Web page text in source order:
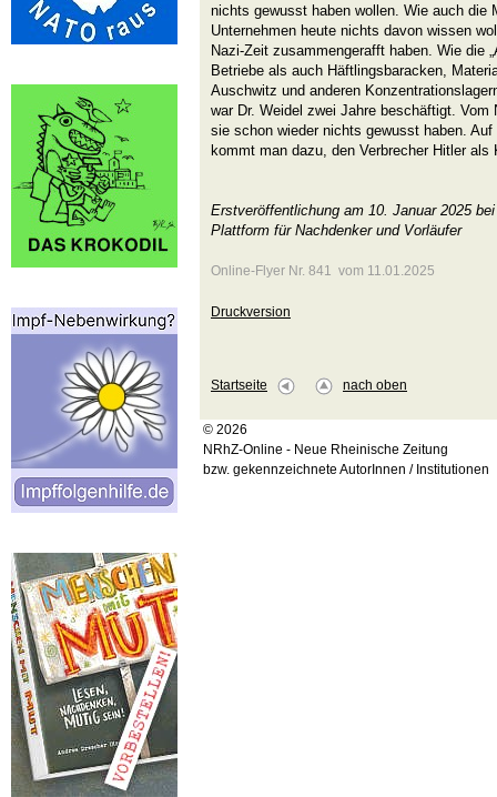
nichts gewusst haben wollen. Wie auch die
Unternehmen heute nichts davon wissen
Nazi-Zeit zusammengerafft haben. Wie die
Betriebe als auch Häftlingsbaracken,
Auschwitz und anderen
war Dr. Weidel zwei Jahre beschäftigt. Vom
sie schon wieder nichts gewusst haben.
kommt man dazu, den Verbrecher Hitler
Erstveröffentlichung am 10. Januar 2025
Plattform für Nachdenker und Vorläufer
Online-Flyer Nr. 841 vom 11.01.2025
Druckversion
Startseite nach oben
© 2026
NRhZ-Online - Neue Rheinische Zeitung
bzw. gekennzeichnete AutorInnen / Institutionen